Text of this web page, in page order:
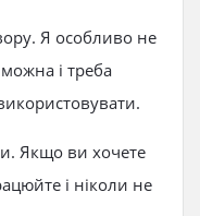
Я особливо не
і треба
Якщо ви хочете
і ніколи не